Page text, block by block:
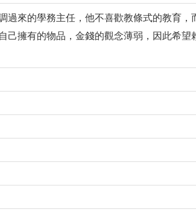
來的學務主任，他不喜歡教條式的教育，
擁有的物品，金錢的觀念薄弱，因此希